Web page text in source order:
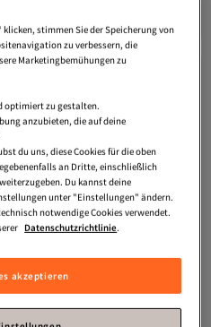
TAKSS24TO00009
29,22€
klicken, stimmen Sie der Speicherung von
zu verbessern, die
Marketingbemühungen zu
optimiert zu gestalten.
anzubieten, die auf deine
du uns, diese Cookies für die oben
an Dritte, einschließlich
Du kannst deine
unter "Einstellungen" ändern.
notwendige Cookies verwendet.
Datenschutzrichtlinie.
akzeptieren